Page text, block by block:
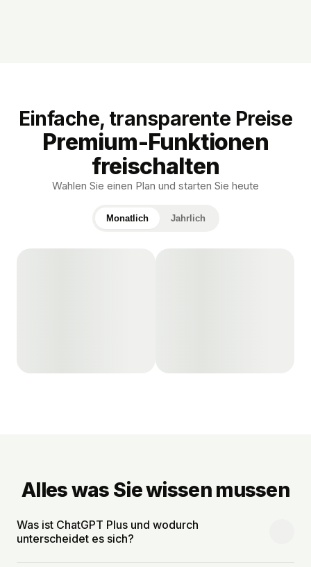
Einfache, transparente Preise
Premium-Funktionen
freischalten
Wahlen Sie einen Plan und starten Sie heute
Monatlich Jahrlich
Alles was Sie wissen mussen
Was ist ChatGPT Plus und wodurch
unterscheidet es sich?